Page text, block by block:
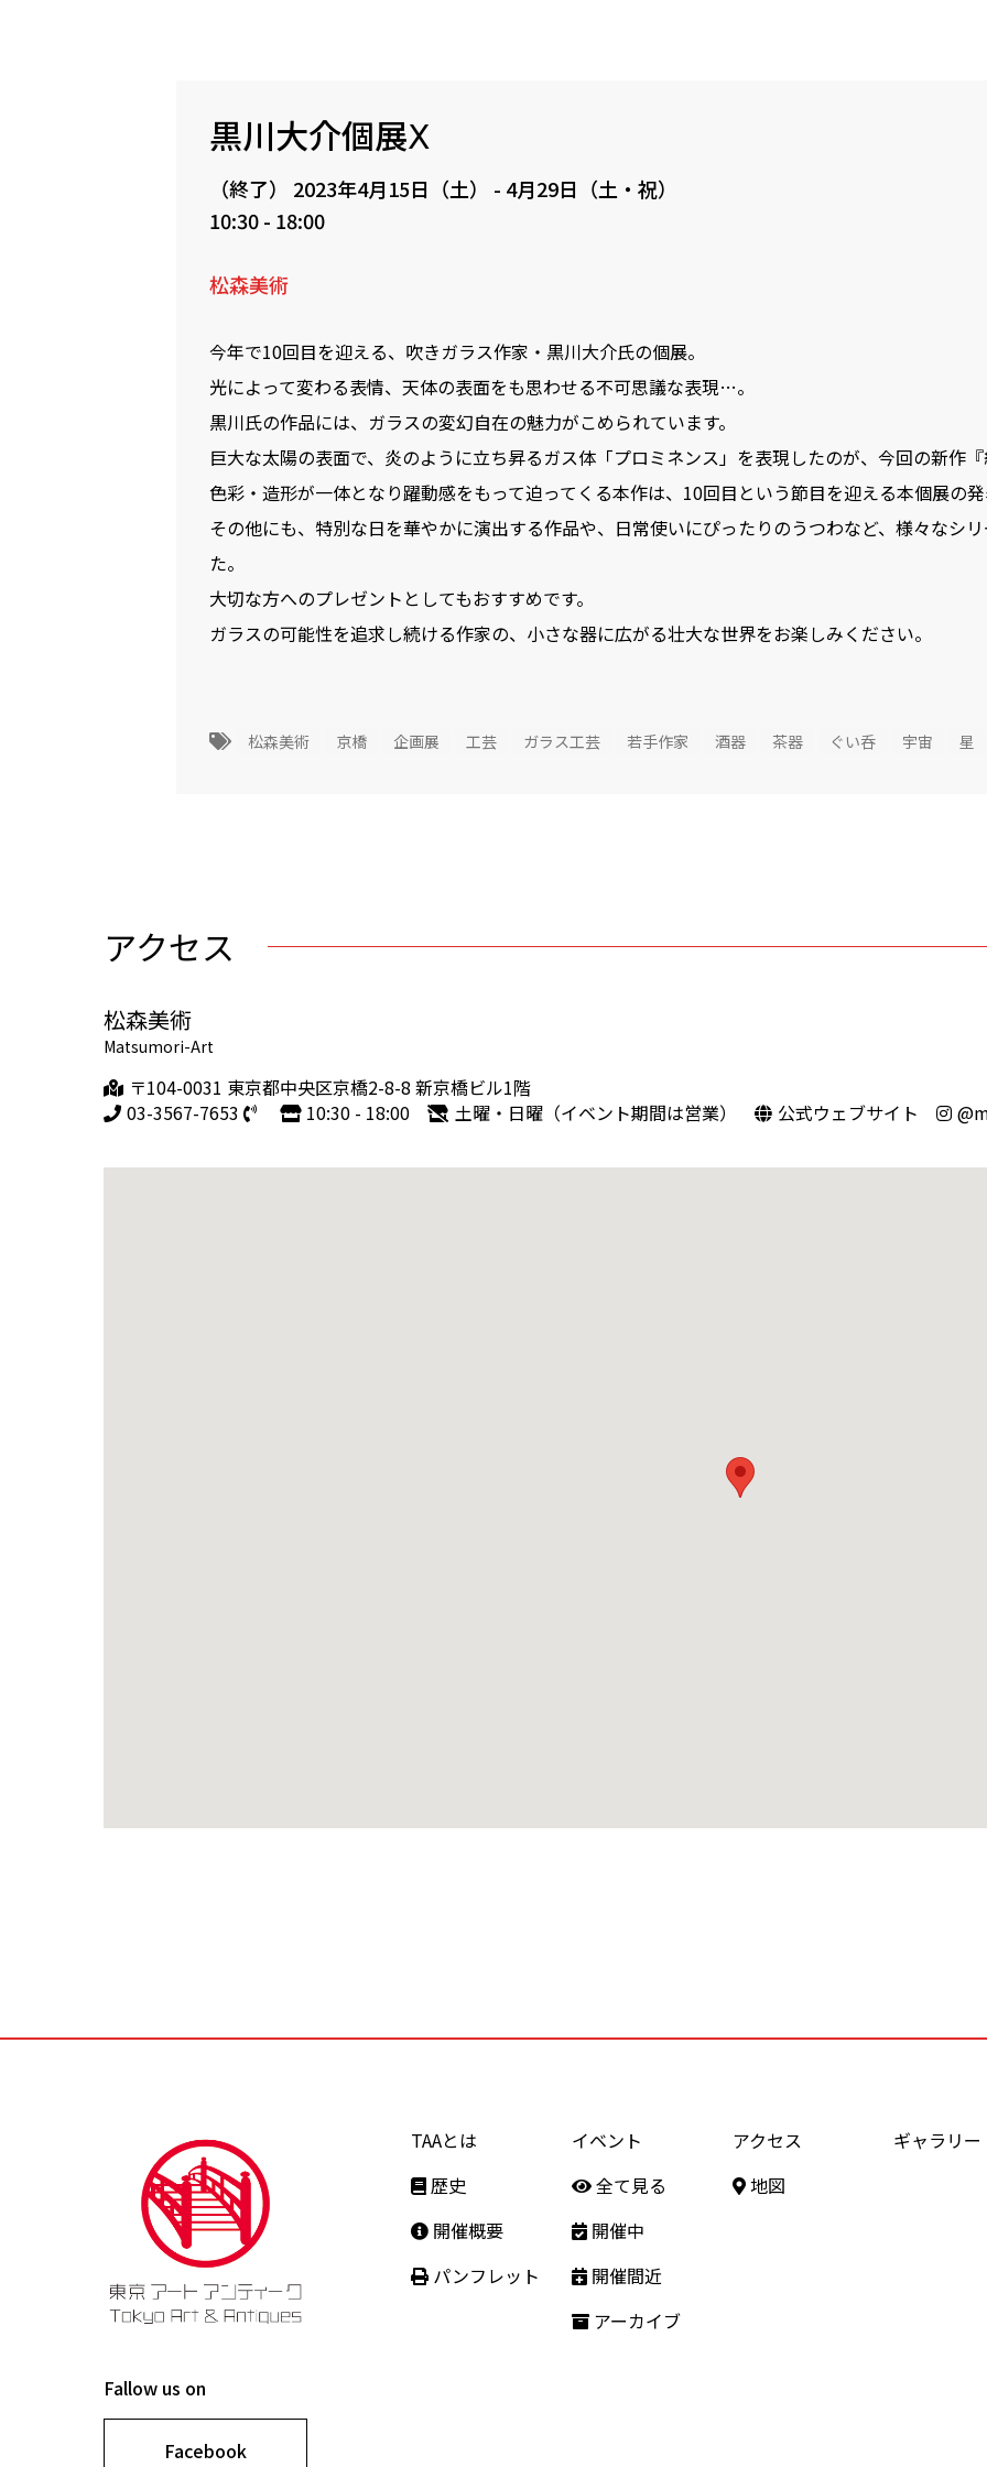
黒川大介個展Ⅹ
（終了） 2023年4月15日（土） - 4月29日（土・祝）
10:30 - 18:00
松森美術
今年で10回目を迎える、吹きガラス作家・黒川大介氏の個展。
光によって変わる表情、天体の表面をも思わせる不可思議な表現…。
黒川氏の作品には、ガラスの変幻自在の魅力がこめられています。
巨大な太陽の表面で、炎のように立ち昇るガス体「プロミネンス」を表現したのが、今回の新作『
色彩・造形が一体となり躍動感をもって迫ってくる本作は、10回目という節目を迎える本個展の発
その他にも、特別な日を華やかに演出する作品や、日常使いにぴったりのうつわなど、様々なシ
た。
大切な方へのプレゼントとしてもおすすめです。
ガラスの可能性を追求し続ける作家の、小さな器に広がる壮大な世界をお楽しみください。
松森美術 京橋 企画展 工芸 ガラス工芸 若手作家 酒器 茶器 ぐい呑 宇宙 星
アクセス
松森美術
Matsumori-Art
〒104-0031 東京都中央区京橋2-8-8 新京橋ビル1階
03-3567-7653
10:30 - 18:00 土曜・日曜（イベント期間は営業） 公式ウェブサイト
Fallow us on
Facebook
TAAとは
歴史
開催概要
パンフレット
イベント
全て見る
開催中
開催間近
アーカイブ
アクセス
地図
ギャラリー